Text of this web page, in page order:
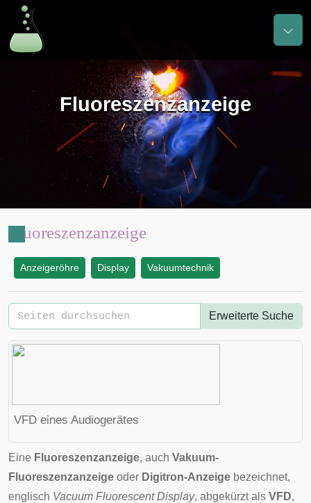
Fluoreszenzanzeige
Fluoreszenzanzeige
Anzeigeröhre Display Vakuumtechnik
Erweiterte Suche
VFD eines Audiogerätes
Eine Fluoreszenzanzeige, auch Vakuum-
Fluoreszenzanzeige oder Digitron-Anzeige bezeichnet,
englisch Vacuum Fluorescent Display, abgekürzt als VFD,